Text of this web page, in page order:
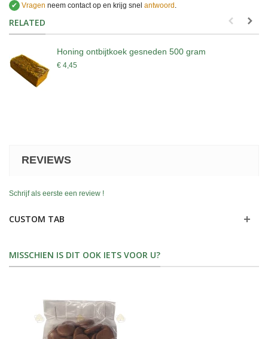
✔ Vragen neem contact op en krijg snel antwoord
RELATED
Honing ontbijtkoek gesneden 500 gram
€ 4,45
REVIEWS
Schrijf als eerste een review !
CUSTOM TAB
MISSCHIEN IS DIT OOK IETS VOOR U?